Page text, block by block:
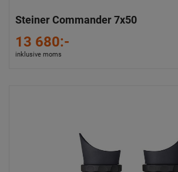
Steiner Commander 7x50
13 680:-
inklusive moms